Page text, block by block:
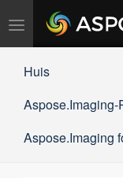
Navigation
umschalten
Huis
Aspose.Imaging